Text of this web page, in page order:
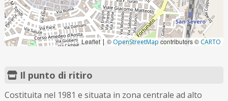
Leaflet | © OpenStreetMap contributors © CARTO
Il punto di ritiro
Costituita nel 1981 e situata in zona centrale ad alto